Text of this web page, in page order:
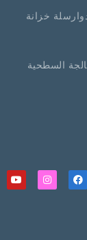
سلة خزانة
السطحية